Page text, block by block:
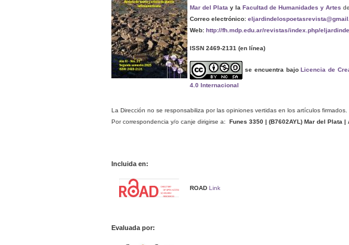
Mar del Plata y la Facultad de Humanidades y Artes
Correo electrónico:
Web: http://fh.mdp.edu.ar/revistas/index.php/
ISSN 2469-2131 (en línea)
se encuentra bajoLicencia de
4.0 Internacional
La Dirección no se responsabiliza por las opiniones vertidas en los artículos firmados.
Por correspondencia y/o canje dirigirse a: Funes 3350 | (B7602AYL ) Mar del Plata |
Incluida en:
ROAD Link
Evaluada por: